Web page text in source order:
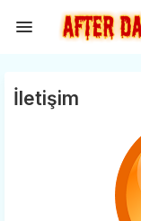
İletişim